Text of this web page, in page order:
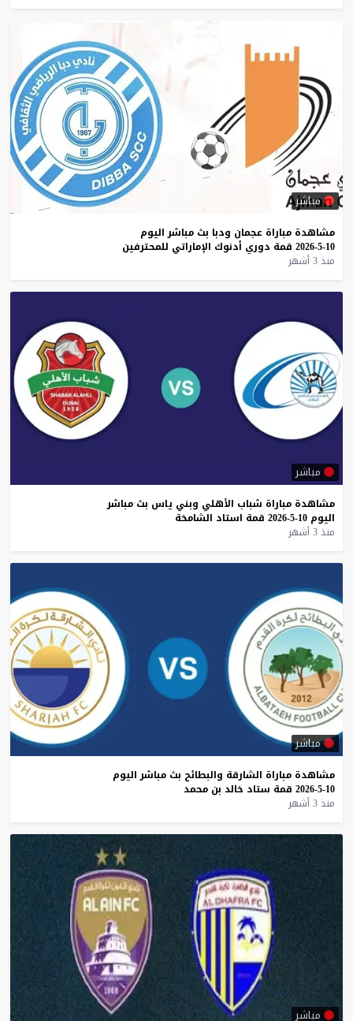
مباشر
مشاهدة مباراة عجمان ودبا بث مباشر اليوم
10-5-2026
قمة دوري أدنوك الإماراتي للمحترفين
منذ 3 أشهر
مباشر
مشاهدة مباراة شباب الأهلي وبني ياس بث مباشر
اليوم 10-5-2026 قمة استاد الشامخة
منذ 3 أشهر
مباشر
مشاهدة مباراة الشارقة والبطائح بث مباشر اليوم
10-5-2026
قمة ستاد خالد بن محمد
منذ 3 أشهر
مباشر